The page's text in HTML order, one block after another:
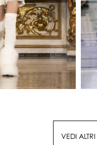
VEDI ALTRI